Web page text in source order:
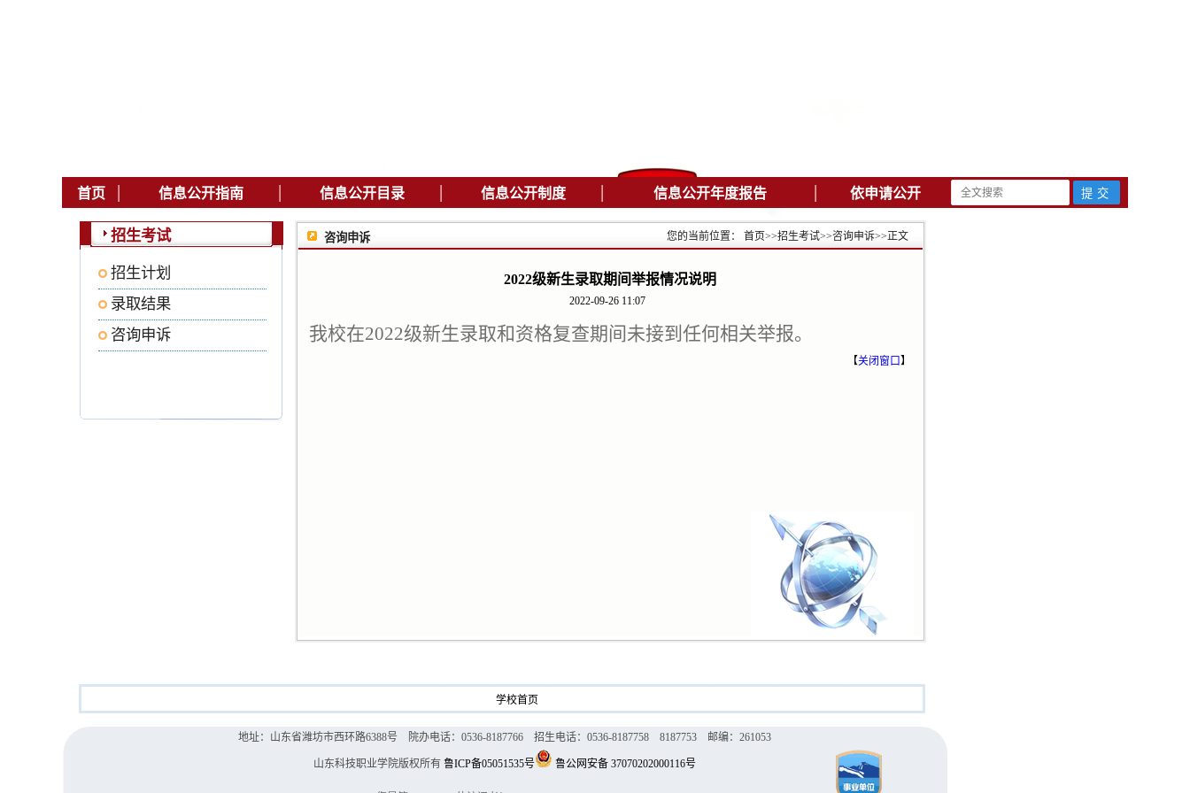
首页 | 信息公开指南 | 信息公开目录 | 信息公开制度 | 信息公开年度报告 | 依申请公开
招生考试
招生计划
录取结果
咨询申诉
咨询申诉 您的当前位置： 首页>>招生考试>>咨询申诉>>正文
2022级新生录取期间举报情况说明
2022-09-26 11:07
我校在2022级新生录取和资格复查期间未接到任何相关举报。
【关闭窗口】
学校首页
地址：山东省潍坊市西环路6388号 院办电话：0536-8187766 招生电话：0536-8187758 8187753 邮编：261053
山东科技职业学院版权所有 鲁ICP备05051535号 鲁公网安备 37070202000116号